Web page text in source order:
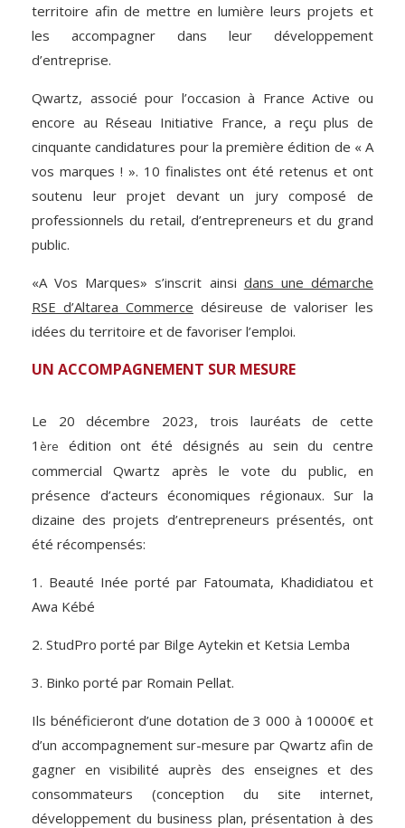
territoire afin de mettre en lumière leurs projets et
les accompagner dans leur développement
d’entreprise.
Qwartz, associé pour l’occasion à France Active ou
encore au Réseau Initiative France, a reçu plus de
cinquante candidatures pour la première édition de « A
vos marques ! ». 10 finalistes ont été retenus et ont
soutenu leur projet devant un jury composé de
professionnels du retail, d’entrepreneurs et du grand
public.
«A Vos Marques» s’inscrit ainsi dans une démarche
RSE d’Altarea Commerce désireuse de valoriser les
idées du territoire et de favoriser l’emploi.
UN ACCOMPAGNEMENT SUR MESURE
Le 20 décembre 2023, trois lauréats de cette
1 ère
édition ont été désignés au sein du centre
commercialQwartz après le vote du public, en
présence d’acteurs économiques régionaux. Sur la
dizaine des projets d’entrepreneurs présentés, ont
été récompensés:
1. Beauté Inée porté par Fatoumata, Khadidiatou et
Awa Kébé
2. StudPro porté par Bilge Aytekin et Ketsia Lemba
3. Binko porté par Romain Pellat.
Ils bénéficieront d’une dotation de 3 000 à 10000€ et
d’un accompagnement sur-mesure par Qwartz afin de
gagner en visibilité auprès des enseignes et des
consommateurs (conception du site internet,
développement du business plan, présentation à des